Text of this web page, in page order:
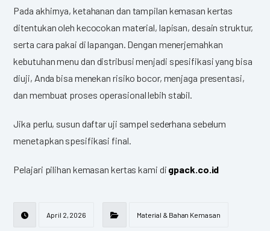
Pada akhirnya, ketahanan dan tampilan kemasan kertas
ditentukan oleh kecocokan material, lapisan, desain struktur,
serta cara pakai di lapangan. Dengan menerjemahkan
kebutuhan menu dan distribusi menjadi spesifikasi yang bisa
diuji, Anda bisa menekan risiko bocor, menjaga presentasi,
dan membuat proses operasional lebih stabil.
Jika perlu, susun daftar uji sampel sederhana sebelum
menetapkan spesifikasi final.
Pelajari pilihan kemasan kertas kami di gpack.co.id
April 2, 2026 Material & Bahan Kemasan